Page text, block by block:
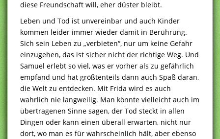
diese Freundschaft will, eher düster bleibt.
Leben und Tod ist unvereinbar und auch Kinder
kommen leider immer wieder damit in Berührung.
Sich sein Leben zu „verbieten“, nur um keine Gefahr
einzugehen, das ist sicher nicht der richtige Weg. Und
Samuel erlebt so viel, was er vorher als zu gefährlich
empfand und hat größtenteils dann auch Spaß daran,
die Welt zu entdecken. Mit Frida wird es auch
wahrlich nie langweilig. Man könnte vielleicht auch im
übertragenen Sinne sagen, der Tod steckt in allen
Dingen oder kann einen überall erwarten, nicht nur
dort, wo man es für wahrscheinlich hält, aber ebenso